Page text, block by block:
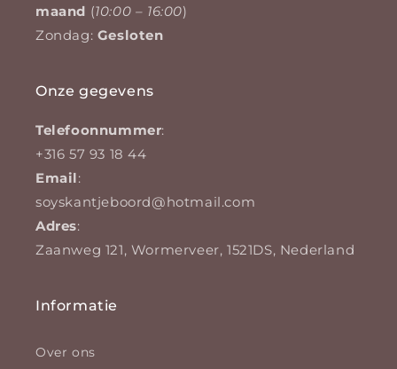
maand (10:00 – 16:00)
Zondag: Gesloten
Onze gegevens
Telefoonnummer:
+316 57 93 18 44
Email:
soyskantjeboord@hotmail.com
Adres:
Zaanweg 121, Wormerveer, 1521DS, Nederland
Informatie
Over ons